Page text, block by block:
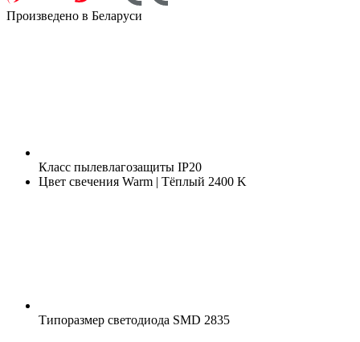
Произведено в Беларуси
Класс пылевлагозащиты IP20
Цвет свечения Warm | Тёплый 2400 K
Типоразмер светодиода SMD 2835